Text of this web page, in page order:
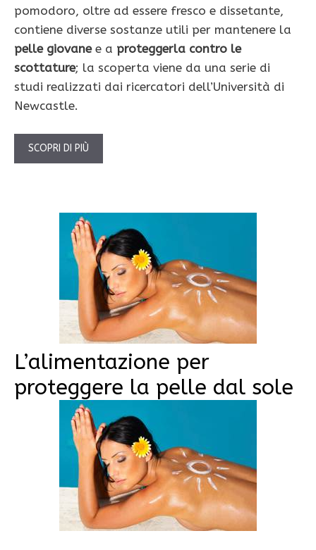
pomodoro, oltre ad essere fresco e dissetante,
contiene diverse sostanze utili per mantenere la
pelle giovanee a proteggerla contro le
scottature; la scoperta viene da una serie di
studi realizzati dai ricercatori dell’Università di
Newcastle.
SCOPRI DI PIÙ
L’alimentazione per
proteggere la pelle dal sole